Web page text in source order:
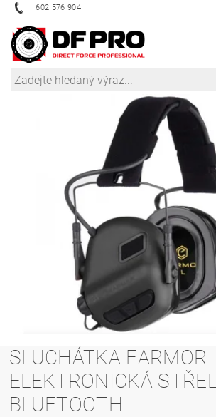
602 576 904
SLUCHÁTKA EARMOR
ELEKTRONICKÁ
BLUETOOTH